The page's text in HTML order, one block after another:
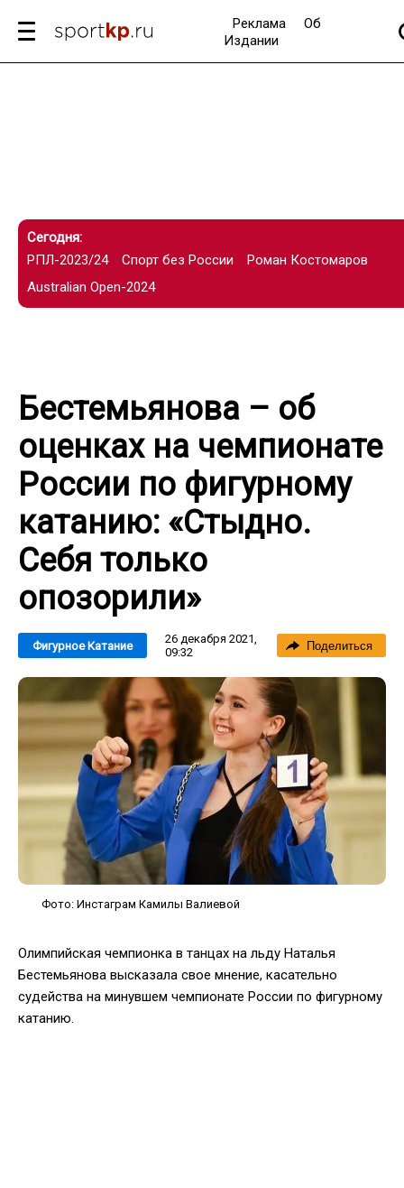
Реклама
Об
Издании
Сегодня:
РПЛ-2023/24
Спорт без России
Роман Костомаров
Australian Open-2024
Бестемьянова – об
оценках на чемпионате
России по фигурному
катанию: «Стыдно.
Себя только
опозорили»
Фигурное Катание
26 декабря 2021,
09:32
Поделиться
Фото: Инстаграм Камилы Валиевой
Олимпийская чемпионка в танцах на льду Наталья
Бестемьянова высказала свое мнение, касательно
судейства на минувшем чемпионате России по фигурному
катанию.